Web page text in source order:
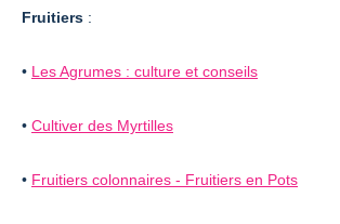
Fruitiers :
• Les Agrumes : culture et conseils
• Cultiver des Myrtilles
• Fruitiers colonnaires - Fruitiers en Pots